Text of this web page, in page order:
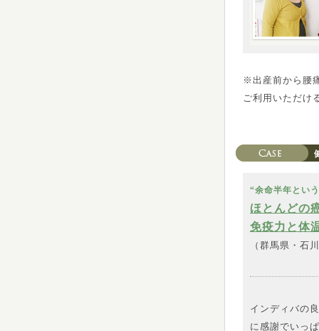
※出産前から腰
ご利用いただけ
“余命半年とい
ほとんどの
免疫力と体
（群馬県・石
インディバの
に感謝でい っ